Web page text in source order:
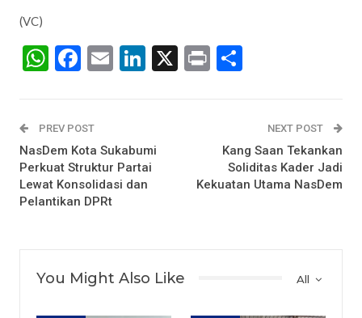
(VC)
WhatsApp
Facebook
EmailLinkedIn
X Print
PREV POST
NasDem Kota Sukabumi
Perkuat Struktur Partai
Lewat Konsolidasi dan
Pelantikan DPRt
NEXT POST
Kang Saan Tekankan
Soliditas Kader Jadi
Kekuatan Utama NasDem
All
You Might Also Like